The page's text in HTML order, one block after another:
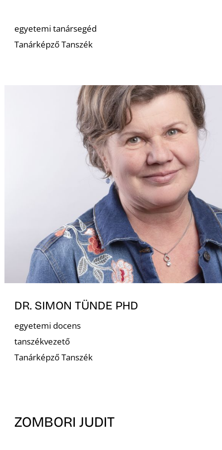
egyetemi tanársegéd
Tanárképző Tanszék
DR. SIMON TÜNDE PHD
egyetemi docens
tanszékvezető
Tanárképző Tanszék
ZOMBORI JUDIT